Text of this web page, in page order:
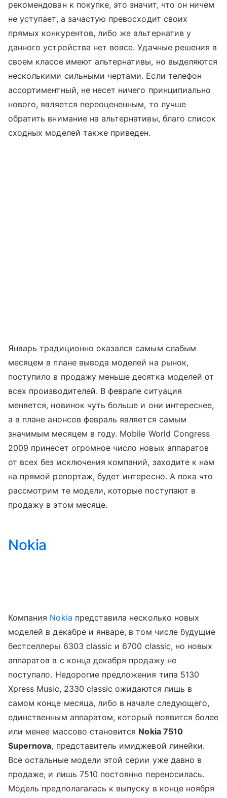
рекомендован к покупке, это значит, что он ничем
не уступает, а зачастую превосходит своих
прямых конкурентов, либо же альтернатив у
данного устройства нет вовсе. Удачные решения в
своем классе имеют альтернативы, но выделяются
несколькими сильными чертами. Если телефон
ассортиментный, не несет ничего принципиально
нового, является переоцененным, то лучше
обратить внимание на альтернативы, благо список
сходных моделей также приведен.
Январь традиционно оказался самым слабым
месяцем в плане вывода моделей на рынок,
поступило в продажу меньше десятка моделей от
всех производителей. В феврале ситуация
меняется, новинок чуть больше и они интереснее,
а в плане анонсов февраль является самым
значимым месяцем в году. Mobile World Congress
2009 принесет огромное число новых аппаратов
от всех без исключения компаний, заходите к нам
на прямой репортаж, будет интересно. А пока что
рассмотрим те модели, которые поступают в
продажу в этом месяце.
Nokia
Компания Nokia представила несколько новых
моделей в декабре и январе, в том числе будущие
бестселлеры 6303 classic и 6700 classic, но новых
аппаратов в с конца декабря продажу не
поступало. Недорогие предложения типа 5130
Xpress Music, 2330 classic ожидаются лишь в
самом конце месяца, либо в начале следующего,
единственным аппаратом, который появится более
или менее массово становится Nokia 7510
Supernova, представитель имиджевой линейки.
Все остальные модели этой серии уже давно в
продаже, и лишь 7510 постоянно переносилась.
Модель предполагалась к выпуску в конце ноября